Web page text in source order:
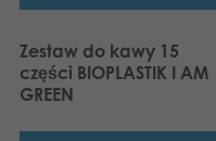
Zestaw do kawy 15
części BIOPLASTIK I AM
GREEN